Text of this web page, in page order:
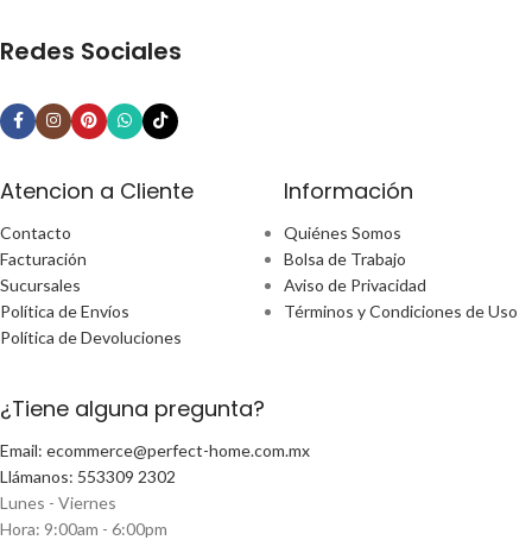
Redes Sociales
Atencion a Cliente
Contacto
Facturación
Sucursales
Política de Envíos
Política de Devoluciones
Información
Quiénes Somos
Bolsa de Trabajo
Aviso de Privacidad
Términos y Condiciones de Uso
¿Tiene alguna pregunta?
Email: ecommerce@perfect-home.com.mx
Llámanos: 553309 2302
Lunes - Viernes
Hora: 9:00am - 6:00pm